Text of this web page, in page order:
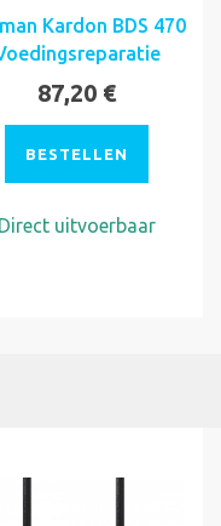
Kardon BDS 470
87,20 €
BESTELLEN
Direct uitvoerbaar